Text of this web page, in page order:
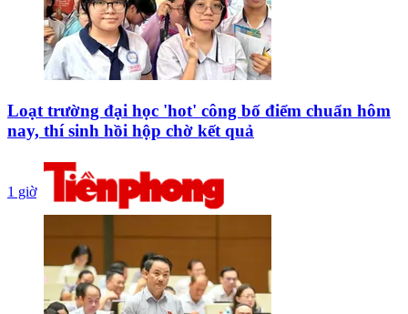
Loạt trường đại học 'hot' công bố điểm chuẩn hôm
nay, thí sinh hồi hộp chờ kết quả
1 giờ